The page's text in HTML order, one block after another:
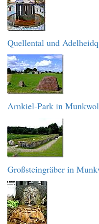
Quellental und
Arnkiel-Park in
Großsteingräber in